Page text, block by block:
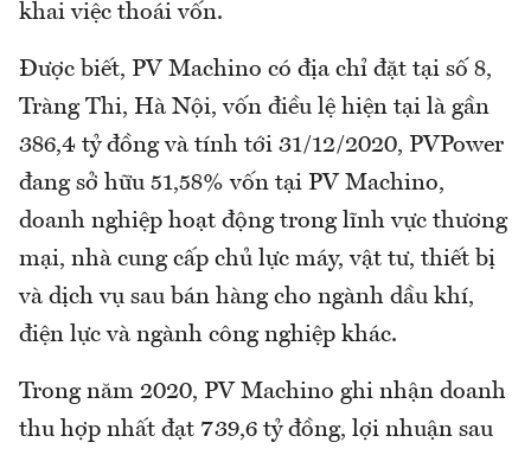
khai việc thoái vốn.
Được biết, PV Machino có địa chỉ đặt tại số 8,
Tràng Thi, Hà Nội, vốn điều lệ hiện tại là gần
386,4 tỷ đồng và tính tới 31/12/2020, PVPower
đang sở hữu 51,58% vốn tại PV Machino,
doanh nghiệp hoạt động trong lĩnh vực thương
mại, nhà cung cấp chủ lực máy, vật tư, thiết bị
và dịch vụ sau bán hàng cho ngành dầu khí,
điện lực và ngành công nghiệp khác.
Trong năm 2020, PV Machino ghi nhận doanh
thu hợp nhất đạt 739,6 tỷ đồng, lợi nhuận sau